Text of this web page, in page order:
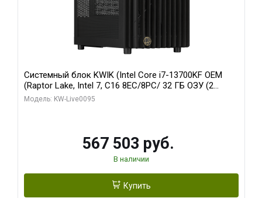
Системный блок KWIK (Intel Core i7-13700KF OEM
(Raptor Lake, Intel 7, C16 8EC/8PC/ 32 ГБ ОЗУ (2
модуля)/ Afox RTX4090 24GB GDDR6X 384-Bit 3xDP
Модель: KW-Live0095
567 503 руб.
В наличии
Купить